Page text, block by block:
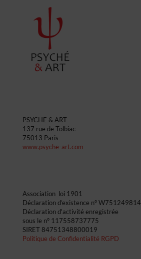
PSYCHE & ART
137 rue de Tolbiac
75013 Paris
www.psyche-art.com
Association loi 1901 ​
Déclaration d’existence n° W751249814​
Déclaration d'activité enregistrée
sous le n° 117558737775
SIRET 84751348800019
Politique de Confidentialité RGPD